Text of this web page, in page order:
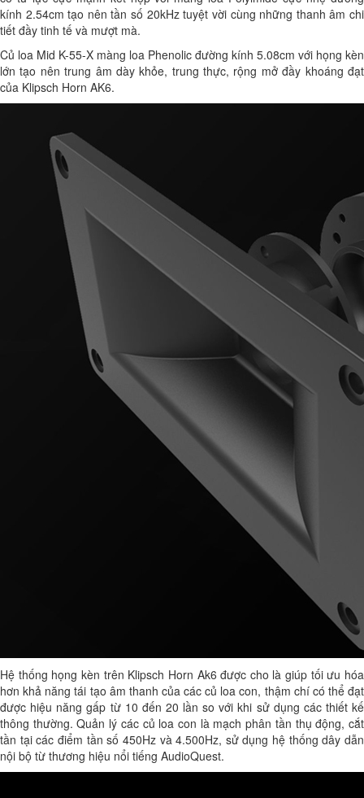
kính 2.54cm tạo nên tần số 20kHz tuyệt vời cùng những thanh âm chi
tiết đầy tinh tế và mượt mà.
Củ loa Mid K-55-X màng loa Phenolic đường kính 5.08cm với họng kèn
lớn tạo nên trung âm dày khỏe, trung thực, rộng mở đầy khoáng đạt
của Klipsch Horn AK6.
Hệ thống họng kèn trên Klipsch Horn Ak6 được cho là giúp tối ưu hóa
hơn khả năng tái tạo âm thanh của các củ loa con, thậm chí có thể đạt
được hiệu năng gấp từ 10 đến 20 lần so với khi sử dụng các thiết kế
thông thường. Quản lý các củ loa con là mạch phân tần thụ động, cắt
tần tại các điểm tần số 450Hz và 4.500Hz, sử dụng hệ thống dây dẫn
nội bộ từ thương hiệu nổi tiếng AudioQuest.